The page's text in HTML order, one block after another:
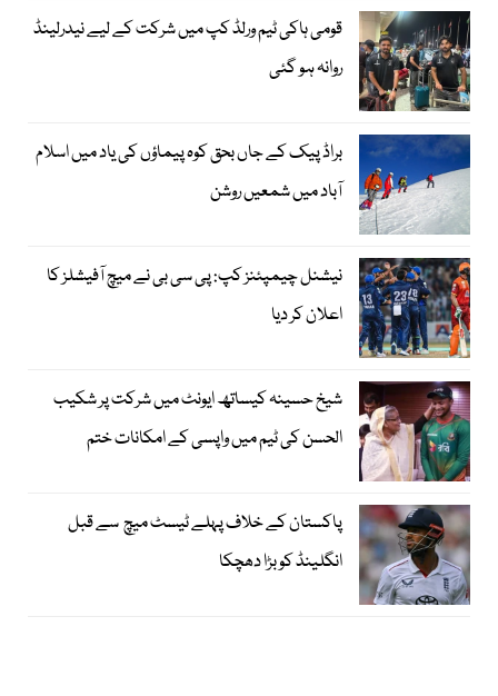
قومی ہاکی ٹیم ورلڈ کپ میں شرکت کے لیے نیدرلینڈ
روانہ ہو گئی
براڈ پیک کے جاں بحق کوہ پیماؤں کی یاد میں اسلام
آباد میں شمعیں روشن
نیشنل چیمپئنز کپ: پی سی بی نے میچ آفیشلز کا
اعلان کر دیا
شیخ حسینہ کیساتھ ایونٹ میں شرکت پر شکیب
الحسن کی ٹیم میں واپسی کے امکانات ختم
پاکستان کے خلاف پہلے ٹیسٹ میچ سے قبل
انگلینڈ کو بڑا دھچکا